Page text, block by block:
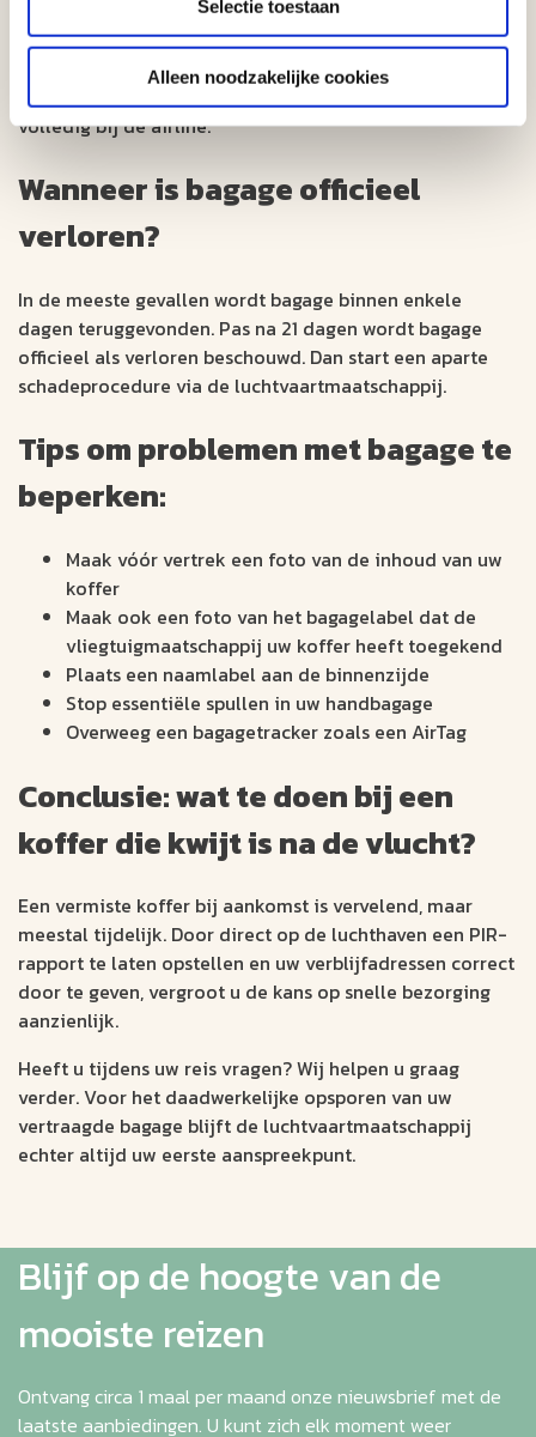
Selectie toestaan
Alleen noodzakelijke cookies
Alleen zij kunnen via het PIR-rapport het onderzoek
starten. Zonder melding op de luchthaven kan er geen
dossier worden aangemaakt. Wij staan uiteraard voor u
klaar bij vragen, maar het opsporen van bagage ligt
volledig bij de airline.
Wanneer is bagage officieel
verloren?
In de meeste gevallen wordt bagage binnen enkele
dagen teruggevonden. Pas na 21 dagen wordt bagage
officieel als verloren beschouwd. Dan start een aparte
schadeprocedure via de luchtvaartmaatschappij.
Tips om problemen met bagage te
beperken:
Maak vóór vertrek een foto van de inhoud van uw
koffer
Maak ook een foto van het bagagelabel dat de
vliegtuigmaatschappij uw koffer heeft toegekend
Plaats een naamlabel aan de binnenzijde
Stop essentiële spullen in uw handbagage
Overweeg een bagagetracker zoals een AirTag
Conclusie: wat te doen bij een
koffer die kwijt is na de vlucht?
Een vermiste koffer bij aankomst is vervelend, maar
meestal tijdelijk. Door direct op de luchthaven een PIR-
rapport te laten opstellen en uw verblijfadressen correct
door te geven, vergroot u de kans op snelle bezorging
aanzienlijk.
Heeft u tijdens uw reis vragen? Wij helpen u graag
verder. Voor het daadwerkelijke opsporen van uw
vertraagde bagage blijft de luchtvaartmaatschappij
echter altijd uw eerste aanspreekpunt.
Blijf op de hoogte van de
mooiste reizen
Ontvang circa 1 maal per maand onze nieuwsbrief met de
laatste aanbiedingen. U kunt zich elk moment weer